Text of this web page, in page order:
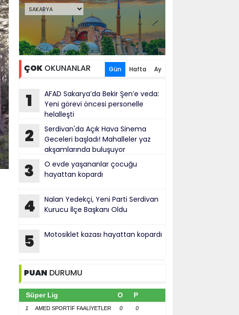
ÇOKOKUNANLAR Gün Hafta Ay
1
AFAD Sakarya’da Bekir Şen’e veda:
Yeni görevi öncesi personelle
helalleşti
2
Serdivan'da Açık Hava Sinema
Geceleri başladı! Mahalleler yaz
akşamlarında buluşuyor
3
O evde yaşananlar çocuğu
hayattan kopardı
4
Nalan Yedekçi, Yeni Parti Serdivan
Kurucu İlçe Başkanı Oldu
5 Motosiklet kazası hayattan kopardı
PUAN DURUMU
Süper Lig O P
1 AMED SPORTİF FAALİYETLER 0
0